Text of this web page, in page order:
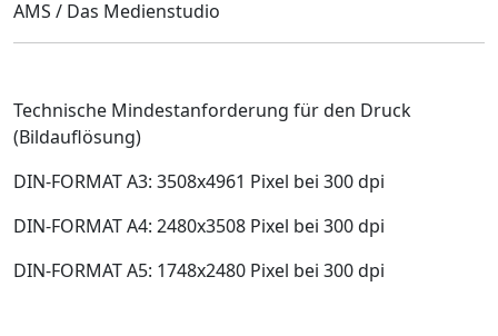
AMS / Das Medienstudio
Technische Mindestanforderung für den Druck
(Bildauflösung)
DIN-FORMAT A3: 3508x4961 Pixel bei 300 dpi
DIN-FORMAT A4: 2480x3508 Pixel bei 300 dpi
DIN-FORMAT A5: 1748x2480 Pixel bei 300 dpi